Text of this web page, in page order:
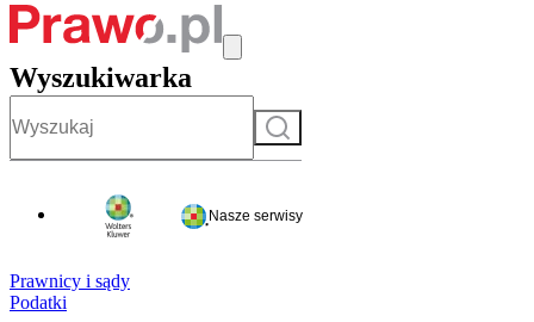
Wyszukiwarka
Szukaj
Nasze serwisy
Prawnicy i sądy
Podatki